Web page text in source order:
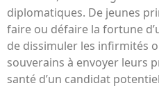
diplomatiques. De jeunes
faire ou défaire la fortune
de dissimuler les infirmités
souverains à envoyer leurs
santé d’un candidat